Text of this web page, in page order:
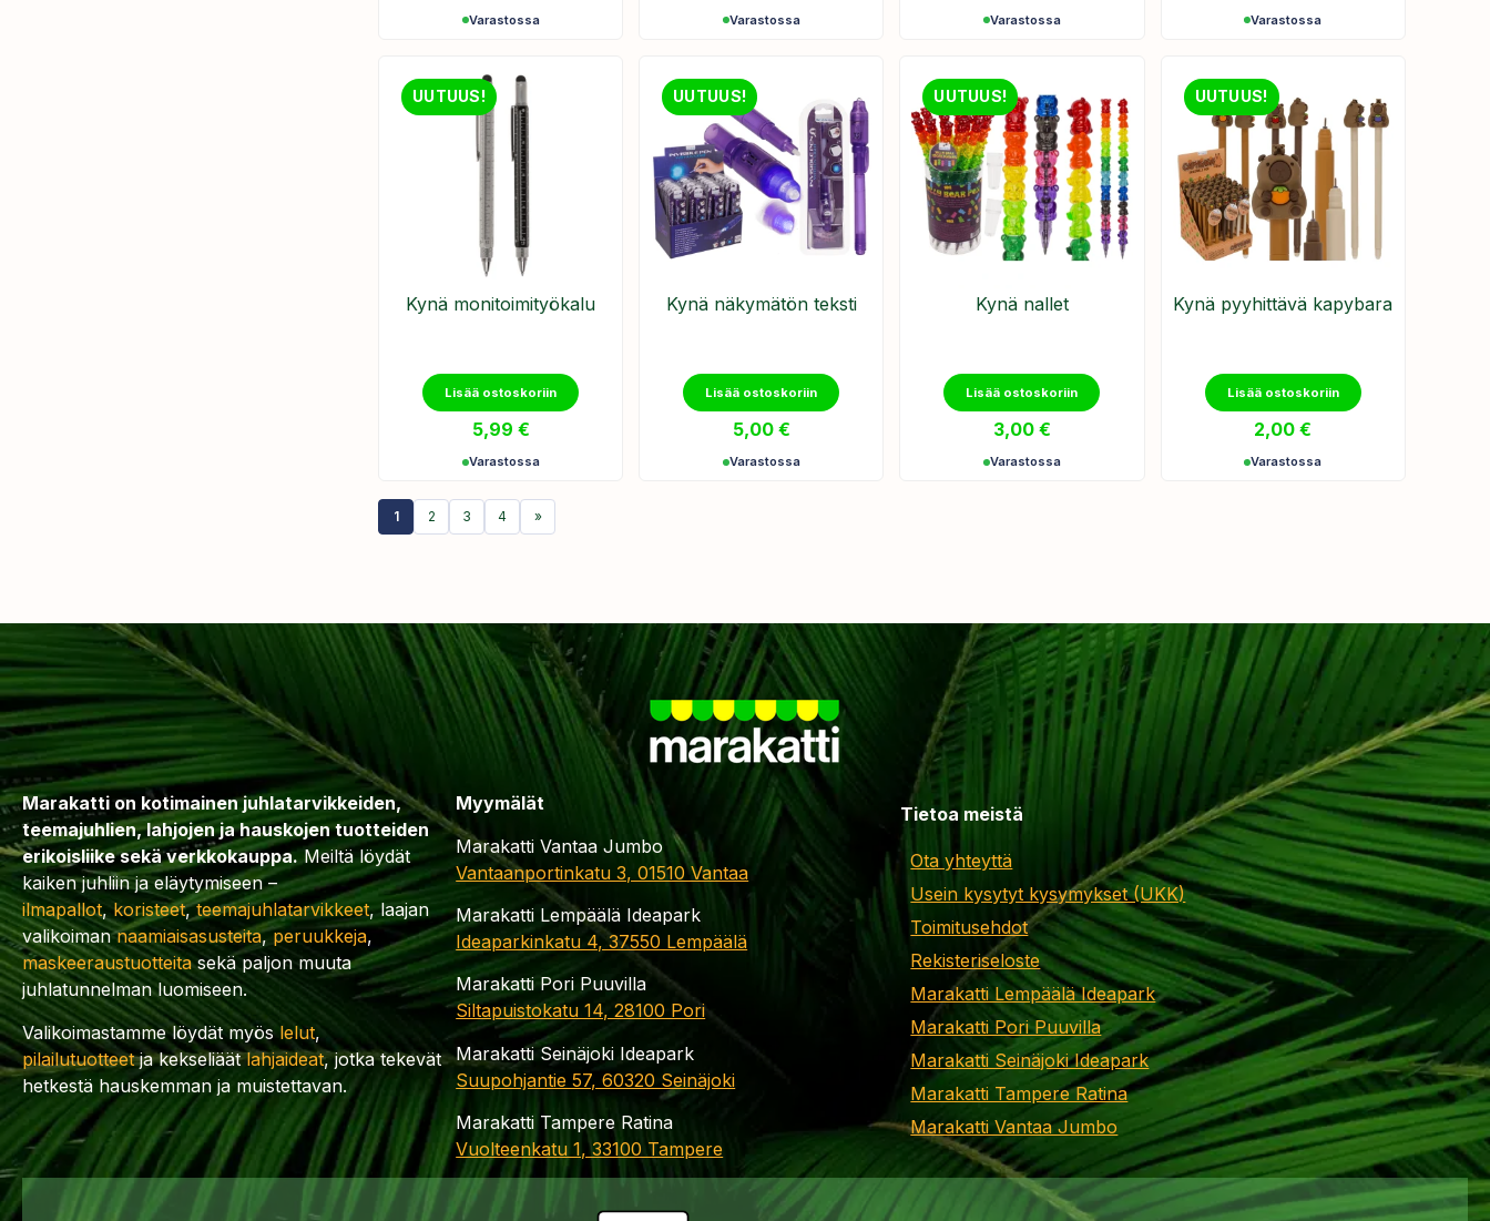
Varastossa Varastossa Varastossa Varastossa
UUTUUS!
Kynä monitoimityökalu
Lisää ostoskoriin
5,99 €
Varastossa
UUTUUS!
Kynä näkymätön teksti
Lisää ostoskoriin
5,00 €
Varastossa
UUTUUS!
Kynä nallet
Lisää ostoskoriin
3,00 €
Varastossa
UUTUUS!
Kynä pyyhittävä kapybara
Lisää ostoskoriin
2,00€
Varastossa
1 2 3 4 »
Marakatti on kotimainen juhlatarvikkeiden,
teemajuhlien, lahjojen ja hauskojen tuotteiden
erikoisliike sekä verkkokauppa.Meiltä löydät
kaiken juhliin ja eläytymiseen –
ilmapallot,koristeet,teemajuhlatarvikkeet, laajan
valikoimannaamiaisasusteita,peruukkeja,
maskeeraustuotteitasekä paljon muuta
juhlatunnelman luomiseen.
Valikoimastamme löydät myöslelut,
pilailutuotteetja kekseliäätlahjaideat, jotka tekevät
hetkestä hauskemman ja muistettavan.
Myymälät
Marakatti Vantaa Jumbo
Vantaanportinkatu 3, 01510 Vantaa
Marakatti Lempäälä Ideapark
Ideaparkinkatu 4, 37550 Lempäälä
Marakatti Pori Puuvilla
Siltapuistokatu 14, 28100 Pori
Marakatti Seinäjoki Ideapark
Suupohjantie 57, 60320 Seinäjoki
Marakatti Tampere Ratina
Vuolteenkatu 1, 33100 Tampere
Tietoa meistä
Ota yhteyttä
Usein kysytyt kysymykset (UKK)
Toimitusehdot
Rekisteriseloste
Marakatti Lempäälä Ideapark
Marakatti Pori Puuvilla
Marakatti Seinäjoki Ideapark
Marakatti Tampere Ratina
Marakatti Vantaa Jumbo